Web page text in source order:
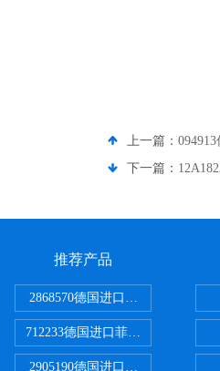
上一篇：
下一篇：
推荐产品
2868570德国进口菲尼克斯电源
712233德国进口菲尼克斯断路器
2905190德国进口菲尼克斯继电器